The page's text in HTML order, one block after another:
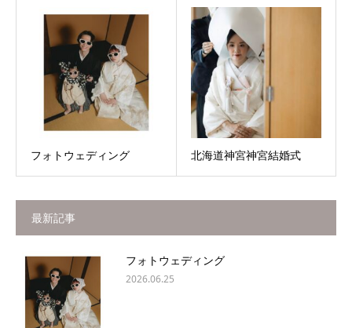
フォトウェディング 北海道神宮神宮結婚式
最新記事
フォトウェディング
2026.06.25